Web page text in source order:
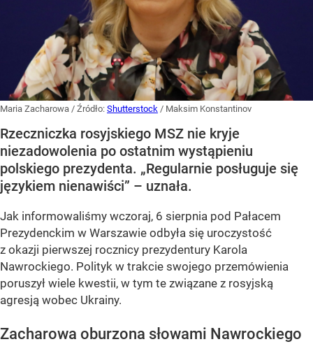
Maria Zacharowa / Źródło: Shutterstock / Maksim Konstantinov
Rzeczniczka rosyjskiego MSZ nie kryje
niezadowolenia po ostatnim wystąpieniu
polskiego prezydenta. „Regularnie posługuje się
językiem nienawiści” – uznała.
Jak informowaliśmy wczoraj, 6 sierpnia pod Pałacem
Prezydenckim w Warszawie odbyła się uroczystość
z okazji pierwszej rocznicy prezydentury Karola
Nawrockiego. Polityk w trakcie swojego przemówienia
poruszył wiele kwestii, w tym te związane z rosyjską
agresją wobec Ukrainy.
Zacharowa oburzona słowami Nawrockiego